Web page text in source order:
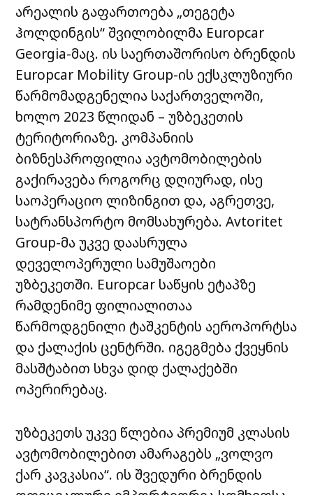
არეალის გაფართოება „თეგეტა
ჰოლდინგის“შვილობილმა Europcar
Georgia-მაც. ის საერთაშორისო ბრენდის
Europcar Mobility Group-ის ექსკლუზიური
წარმომადგენელია საქართველოში,
ხოლო 2023 წლიდან –უზბეკეთის
ტერიტორიაზე. კომპანიის
ბიზნესპროფილია ავტომობილების
გაქირავება როგორც დღიურად, ისე
საოპერაციო ლიზინგით და, აგრეთვე,
სატრანსპორტო მომსახურება. Avtoritet
Group-მა უკვე დაასრულა
დეველოპერული სამუშაოები
უზბეკეთში. Europcar საწყის ეტაპზე
რამდენიმე ფილიალითაა
წარმოდგენილი ტაშკენტის აეროპორტსა
და ქალაქის ცენტრში. იგეგმება ქვეყნის
მასშტაბით სხვა დიდ ქალაქებში
ოპერირებაც.
უზბეკეთს უკვე წლებია პრემიუმ კლასის
ავტომობილებით ამარაგებს „ვოლვო
ქარ კავკასია“. ის შვედური ბრენდის